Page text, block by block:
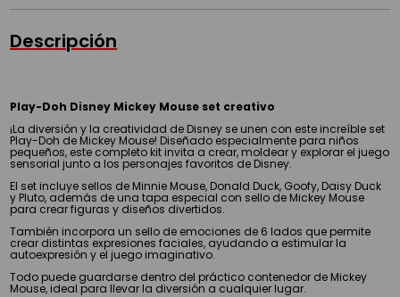
Descripción
Play-Doh Disney Mickey Mouse set creativo
¡La diversión y la creatividad de Disney se unen con este increíble set
Play-Doh de Mickey Mouse! Diseñado especialmente para niños
pequeños, este completo kit invita a crear, moldear y explorar el juego
sensorial junto a los personajes favoritos de Disney.
El set incluye sellos de Minnie Mouse, Donald Duck, Goofy, Daisy Duck
y Pluto, además de una tapa especial con sello de Mickey Mouse
para crear figuras y diseños divertidos.
También incorpora un sello de emociones de 6 lados que permite
crear distintas expresiones faciales, ayudando a estimular la
autoexpresión y el juego imaginativo.
Todo puede guardarse dentro del práctico contenedor de Mickey
Mouse, ideal para llevar la diversión a cualquier lugar.